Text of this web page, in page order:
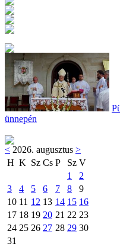
ünnepén
< 2026. augusztus >
H K Sz Cs P Sz V
1
2
3
4 5 6 7 8
9
10 11 12 13 14 15 16
17 18 19 20 21 22 23
24 25 26 27 28 29 30
31